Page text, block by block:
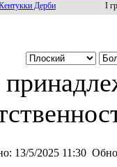
Дерби I
13/5/2025 11:30